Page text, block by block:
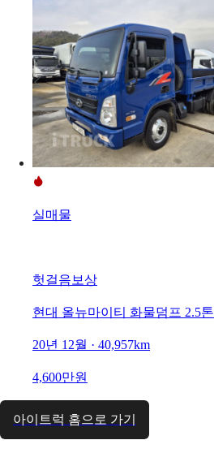
실매물
헛걸음보상
현대 올뉴마이티 화물덤프 2.5톤
20년 12월 · 40,957km
4,600만원
아이트럭 홈으로 가기